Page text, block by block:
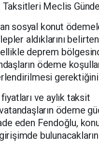
Taksitleri Meclis
sosyal konut
aldıklarını belirten
deprem
ödeme
ve aylık taksit
ödeme
eden Fendoğlu,